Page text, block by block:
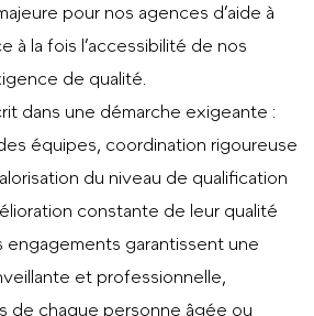
pour nos agences d’aide à
à la fois l’accessibilité de nos
de qualité.
dans une démarche exigeante :
équipes, coordination rigoureuse
du niveau de qualification
constante de leur qualité
engagements garantissent une
et professionnelle,
de chaque personne âgée ou